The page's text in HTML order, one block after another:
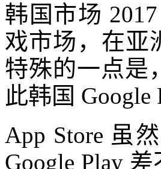
韩国市场
戏市场，在亚
特殊的一点是
此韩国
App Store 虽
Google Play